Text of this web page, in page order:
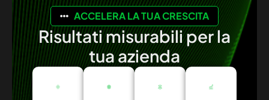
ACCELERA LA TUA CRESCITA
Risultati misurabili per la
tua azienda